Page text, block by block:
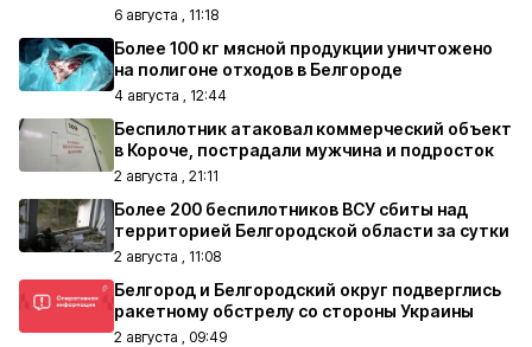
6 августа , 11:18
Более 100 кг мясной продукции уничтожено
на полигоне отходов в Белгороде
4 августа , 12:44
Беспилотник атаковал коммерческий объект
в Короче, пострадали мужчина и подросток
2 августа , 21:11
Более 200 беспилотников ВСУ сбиты над
территорией Белгородской области за сутки
2 августа , 11:08
Белгород и Белгородский округ подверглись
ракетному обстрелу со стороны Украины
2 августа , 09:49